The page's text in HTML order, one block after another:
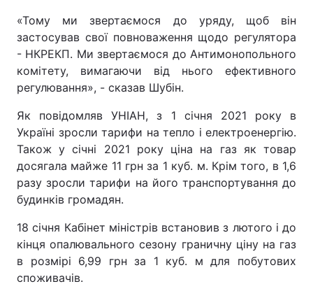
«Тому ми звертаємося до уряду, щоб він
застосував свої повноваження щодо регулятора
- НКРЕКП. Ми звертаємося до Антимонопольного
комітету, вимагаючи від нього ефективного
регулювання», - сказав Шубін.
Як повідомляв УНІАН, з 1 січня 2021 року в
Україні зросли тарифи на тепло і електроенергію.
Також у січні 2021 року ціна на газ як товар
досягала майже 11 грн за 1 куб. м. Крім того, в 1,6
разу зросли тарифи на його транспортування до
будинків громадян.
18 січня Кабінет міністрів встановив з лютого і до
кінця опалювального сезону граничну ціну на газ
в розмірі 6,99 грн за 1 куб. м для побутових
споживачів.